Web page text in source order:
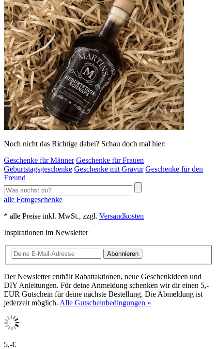
Noch nicht das Richtige dabei? Schau doch mal hier:
Geschenke für Männer Geschenke für Frauen
Geburtstagsgeschenke Geschenke mit Gravur Geschenke für den
Freund
alle Fotogeschenke
* alle Preise inkl. MwSt., zzgl. Versandkosten
Inspirationen im Newsletter
Abonnieren
Der Newsletter enthält Rabattaktionen, neue Geschenkideen und
DIY Anleitungen. Für deine Anmeldung schenken wir dir einen 5,-
EUR Gutschein für deine nächste Bestellung. Die Abmeldung ist
jederzeit möglich. Alle Gutscheinbedingungen »
5,-€